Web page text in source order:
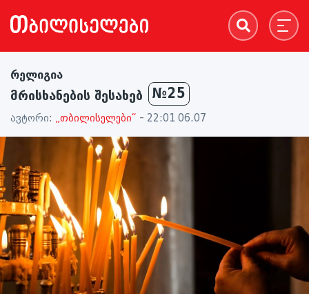
რელიგია
მრისხანების შესახებ №25
ავტორი: „თბილისელები“ - 22:01 06.07